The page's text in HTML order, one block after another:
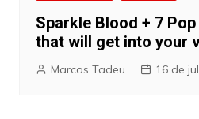
Sparkle Blood + 7
that will get into your
Marcos Tadeu 16 de